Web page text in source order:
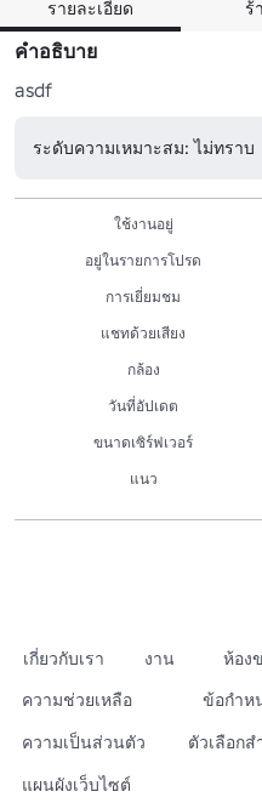
รายละเอียด ร้
คำอธิบาย
asdf
ระดับความเหมาะสม: ไม่ทราบ
ใช้งานอยู่
อยู่ในรายการโปรด
การเยี่ยมชม
แชทด้วยเสียง
กล้อง
วันที่อัปเดต
ขนาดเซิร์ฟเวอร์
แนว
เกี่ยวกับเรา งาน ห้อง
ความช่วยเหลือ
ข้อกำห
ความเป็นส่วนตัว
ตัวเลือก
แผนผังเว็บไซต์